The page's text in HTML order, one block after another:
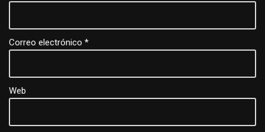
Correo electrónico *
Web